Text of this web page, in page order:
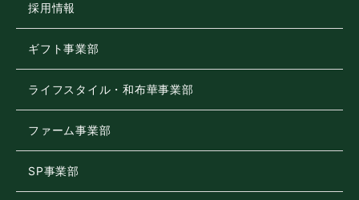
採用情報
ギフト事業部
ライフスタイル・和布華事業部
ファーム事業部
SP事業部